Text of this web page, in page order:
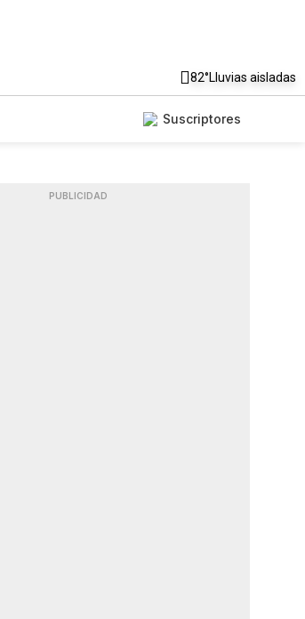
82°Lluvias aisladas
Suscriptores
PUBLICIDAD